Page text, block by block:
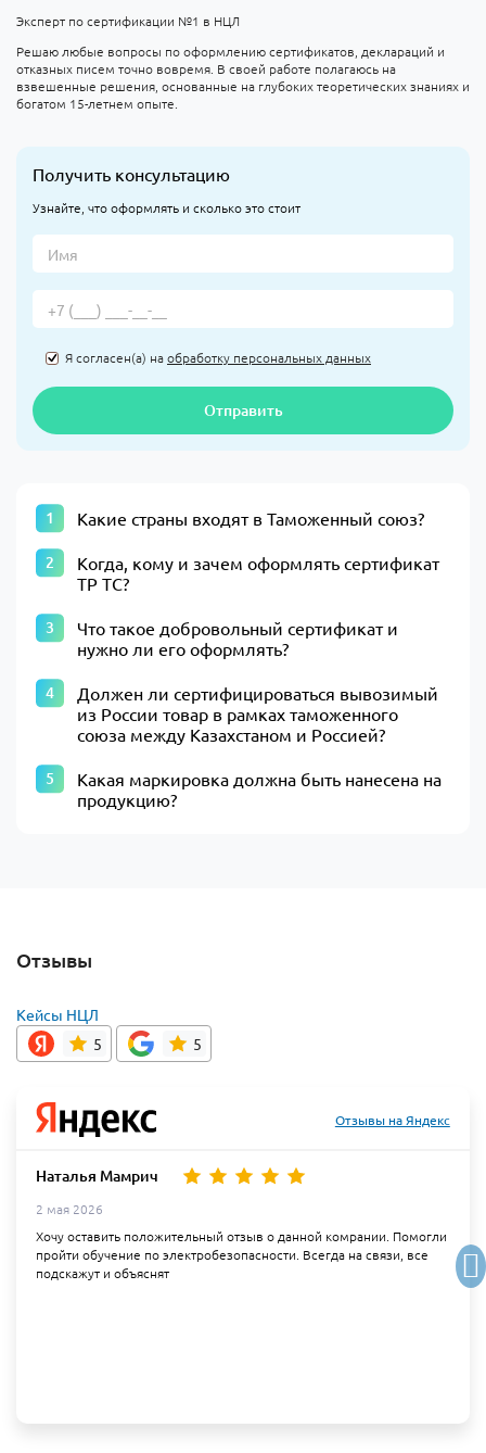
Эксперт по сертификации №1 в НЦЛ
Решаю любые вопросы по оформлению сертификатов, деклараций и
отказных писем точно вовремя. В своей работе полагаюсь на
взвешенные решения, основанные на глубоких теоретических знаниях и
богатом 15-летнем опыте.
Получить консультацию
Узнайте, что оформлять и сколько это стоит
Я согласен(а) наобработку персональных данных
Отправить
Какие страны входят в Таможенный союз?
Когда, кому и зачем оформлять сертификат
ТР ТС?
Что такое добровольный сертификат и
нужно ли его оформлять?
Должен ли сертифицироваться вывозимый
из России товар в рамках таможенного
союза между Казахстаном и Россией?
Какая маркировка должна быть нанесена на
продукцию?
Отзывы
Кейсы НЦЛ
5
5
Отзывы на Яндекс
Наталья Мамрич
2 мая 2026
Хочу оставить положительный отзыв о данной комрании. Помогли
пройти обучение по электробезопасности. Всегда на связи, все
подскажут и объяснят